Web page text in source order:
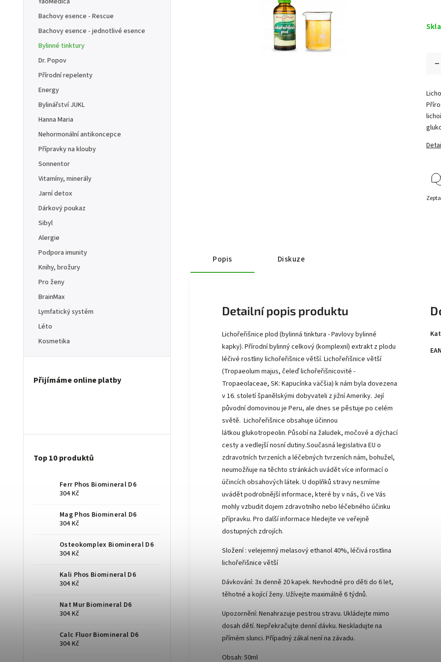
Bachovy esence - Rescue
Bachovy esence - jednotlivé esence
Bylinné tinktury
Dr. Popov
Přírodní repelenty
Energy
Bylinářství JUKL
Hanna Maria
Nehormonální antikoncepce
Přípravky na klouby
Sonnentor
Vitamíny, minerály
Jarní detox
Dárkový poukaz
Sibyl
Alergie
Podpora imunity
Knihy, brožury
Pro ženy
BrainMax
Lymfatický systém
Léto
Kosmetika
Přijímáme online platby
Top 10 produktů
Ferr Phos Biomineral D6
304 Kč
Mag Phos Biomineral D6
304 Kč
Osteokomplex Biomineral D6
304 Kč
Kali Phos Biomineral D6
304 Kč
Nat Mur Biomineral D6
304 Kč
Calc Fluor Biomineral D6
304 Kč
Popis Diskuze
Detailní popis produktu
Lichořeřišnice plod (bylinná tinktura - Pavlovy bylinné
kapky). Přírodní bylinný celkový (komplexní) extrakt z plodu
léčivé rostliny lichořeřišnice větší. Lichořeřišnice větší
(Tropaeolum majus, čeleď lichořeřišnicovité -
Tropaeolaceae, SK: Kapucínka väčšia) k nám byla dovezena
v 16. století španělskými dobyvateli z jižní Ameriky. Její
původní domovinou je Peru, ale dnes se pěstuje po celém
světě. Lichořeřišnice obsahuje účinnou
látkou glukotropeolin. Působí na žaludek, močové a dýchací
cesty a vedlejší nosní dutiny.Současná legislativa EU o
zdravotních tvrzeních a léčebných tvrzeních nám, bohužel,
neumožňuje na těchto stránkách uvádět více informací o
účincích obsahových látek. U doplňků stravy nesmíme
uvádět podrobnější informace, které by v nás, či ve Vás
mohly vzbudit dojem zdravotního nebo léčebného účinku
přípravku. Pro další informace hledejte ve veřejně
dostupných zdrojích.
Složení : velejemný melasový ethanol 40%, léčivá rostlina
lichořeřišnice větší
Dávkování: 3x denně 20 kapek. Nevhodné pro děti do 6 let,
těhotné a kojící ženy. Užívejte maximálně 6 týdnů.
Upozornění: Nenahrazuje pestrou stravu. Ukládejte mimo
dosah dětí. Nepřekračujte denní dávku. Neskladujte na
přímém slunci. Případný zákal není na závadu.
Obsah: 50ml